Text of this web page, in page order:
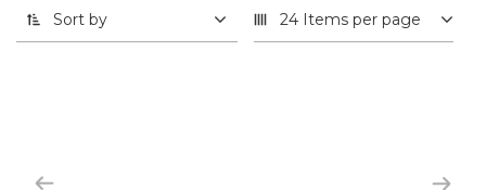
Sort by 24 Items per page